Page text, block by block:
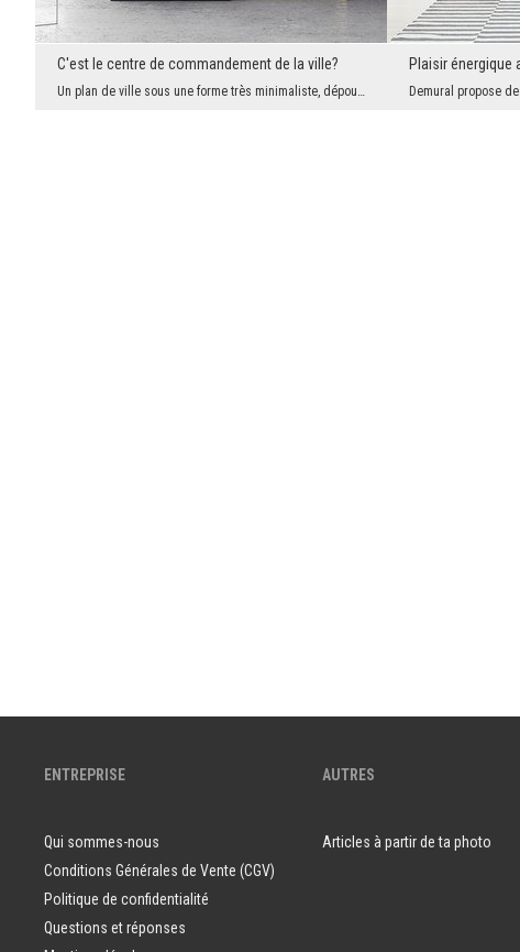
C'est le centre de commandement de la ville?
Un plan de ville sous une forme très minimaliste, dépourvu de la plupart des couleurs et couches ...
Plaisir énergique
ENTREPRISE
Qui sommes-nous
Conditions Générales de Vente (CGV)
Politique de confidentialité
Questions et réponses
AUTRES
Articles à partir de ta photo